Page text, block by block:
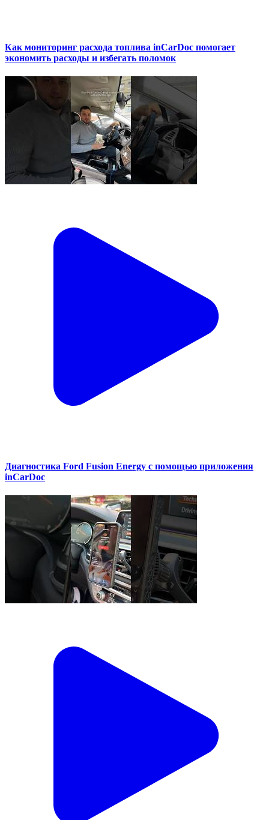
Как мониторинг расхода топлива inCarDoc помогает
экономить расходы и избегать поломок
Диагностика Ford Fusion Energy с помощью приложения
inCarDoc